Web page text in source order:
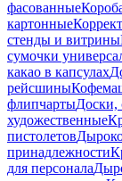
фасованные
картонные
стенды и витрины
сумочки
какао в капсулах
рейсшины
флипчартыДоски,
художественные
пистолетов
принадлежности
для персонала